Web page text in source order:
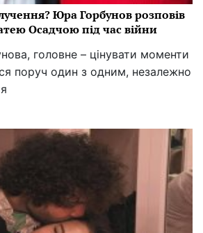
Юра Горбунов розповів
Осадчою під час війни
головне – цінувати моменти
поруч один з одним, незалежно